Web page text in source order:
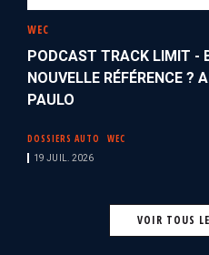
WEC
PODCAST TRACK LIMIT -
NOUVELLE RÉFÉRENCE ?
PAULO
DOSSIERS AUTO WEC
19 JUIL. 2026
VOIR TOUS